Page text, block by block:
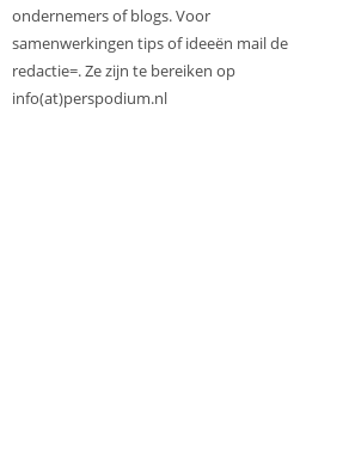
ondernemers of blogs. Voor
samenwerkingen tips of ideeën mail de
redactie=. Ze zijn te bereiken op
info(at)perspodium.nl